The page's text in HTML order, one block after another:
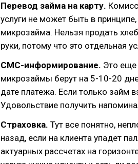
Перевод займа на карту.
услуги не может быть в
микрозайма. Нельзя продать
руки, потому что это отдельная
СМС-информирование. Это еще
микрозаймы берут на 5-10-20
дате платежа. Если только займ
Удовольствие получить
Страховка. Тут все понятно,
назад, если на клиента упадет
актуарных рассчетах на